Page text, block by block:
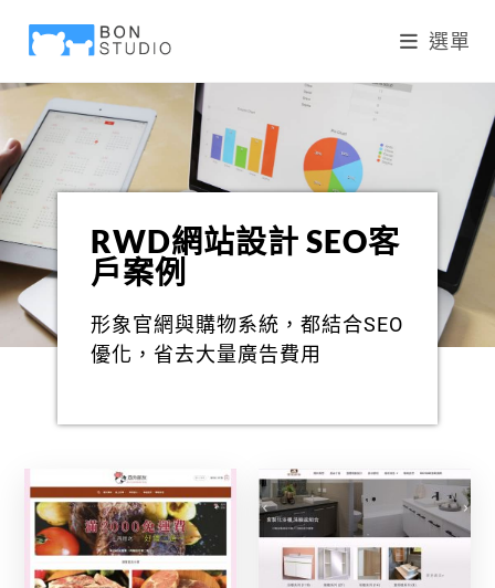
選單
RWD網站設計 SEO客
戶案例
形象官網與購物系統，都結合SEO
優化，省去大量廣告費用